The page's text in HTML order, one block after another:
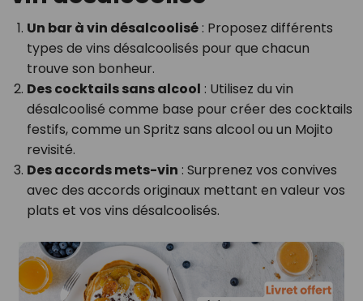
Un bar à vin désalcoolisé: Proposez différents
types de vins désalcoolisés pour que chacun
trouve son bonheur.
Des cocktails sans alcool : Utilisez du vin
désalcoolisé comme base pour créer des cocktails
festifs, comme un Spritz sans alcool ou un Mojito
revisité.
Des accords mets-vin : Surprenez vos convives
avec des accords originaux mettant en valeur vos
plats et vos vins désalcoolisés.